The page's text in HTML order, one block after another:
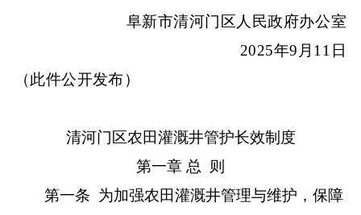
阜新市清河门区人民政府办公室
2025年9月11日
（此件公开发布）
清河门 区农田灌溉井管护长效制度
第一章 总
则
第一条 为加强农田灌溉井管理与维护，保障